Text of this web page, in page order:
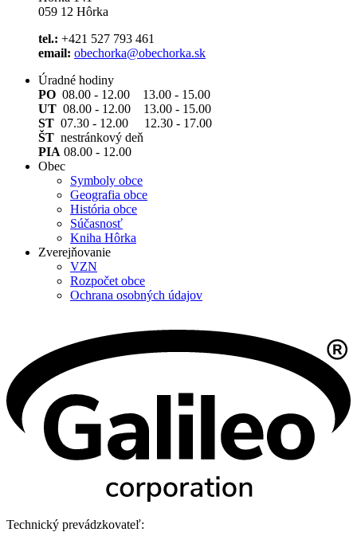
059 12 Hôrka
tel.: +421 527 793 461
email: obechorka@obechorka.sk
Úradné hodiny
PO 08.00 - 12.00 13.00 - 15.00
UT 08.00 - 12.00 13.00 - 15.00
ST 07.30 - 12.00 12.30 - 17.00
ŠT nestránkový deň
PIA 08.00 - 12.00
Obec
Symboly obce
Geografia obce
História obce
Súčasnosť
Kniha Hôrka
Zverejňovanie
VZN
Rozpočet obce
Ochrana osobných údajov
Technický prevádzkovateľ: